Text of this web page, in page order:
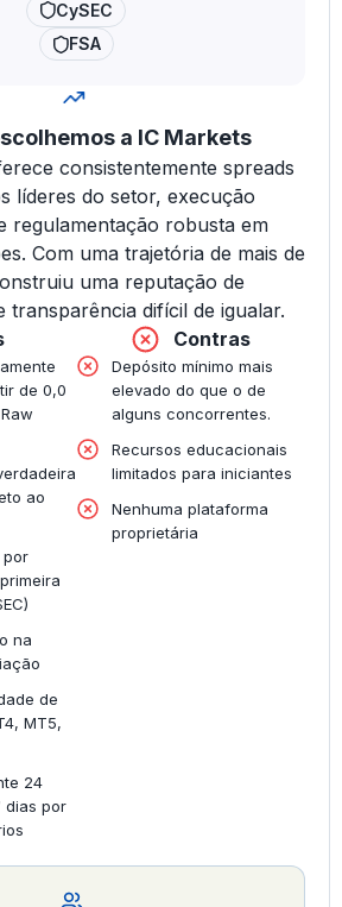
CySEC
FSA
a IC Markets
consistentemente spreads
líderes do setor, execução
regulamentação robusta em
Com uma trajetória de mais de
uma reputação de
transparência difícil de igualar.
de 0,0
ao
por
na
de
MT5,
24
dias por
Contras
Depósito mínimo mais
elevado do que o de
alguns concorrentes.
Recursos educacionais
limitados para iniciantes
Nenhuma plataforma
proprietária